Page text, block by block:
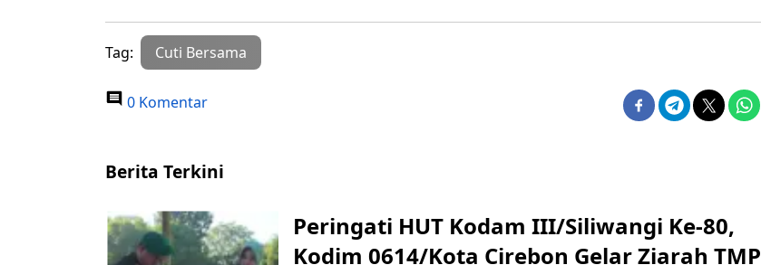
Tag: Cuti Bersama
0 Komentar
Berita Terkini
Peringati HUT Kodam III/Siliwangi Ke-80,
Kodim 0614/Kota Cirebon Gelar Ziarah TMP